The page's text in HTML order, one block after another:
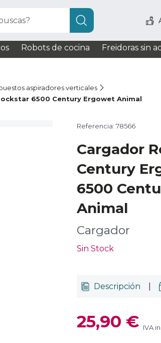
Robots de cocina Freidoras sin
aspiradores verticales
6500 Century Ergowet Animal
Referencia: 78566
Cargador
Century
6500
Animal
Cargador
Sin Stock
Descripción
25,90 € IVA